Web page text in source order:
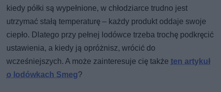
kiedy półki są wypełnione, w chłodziarce trudno jest
utrzymać stałą temperaturę – każdy produkt oddaje swoje
ciepło. Dlatego przy pełnej lodówce trzeba trochę podkręcić
ustawienia, a kiedy ją opróżnisz, wrócić do
wcześniejszych. A może zainteresuje cię takżeten artykuł
o lodówkach Smeg?